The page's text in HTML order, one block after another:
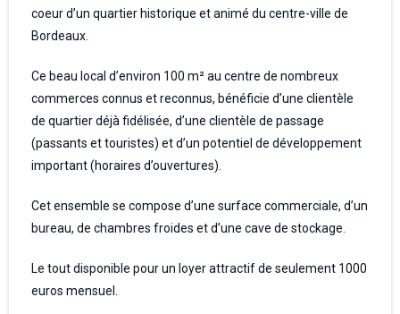
coeur d’un quartier historique et animé du centre-ville de
Bordeaux.
Ce beau local d’environ 100 m² au centre de nombreux
commerces connus et reconnus, bénéficie d’une clientèle
de quartier déjà fidélisée, d’une clientèle de passage
(passants et touristes) et d’un potentiel de développement
important (horaires d’ouvertures).
Cet ensemble se compose d’une surface commerciale, d’un
bureau, de chambres froides et d’une cave de stockage.
Le tout disponible pour un loyer attractif de seulement 1000
euros mensuel.